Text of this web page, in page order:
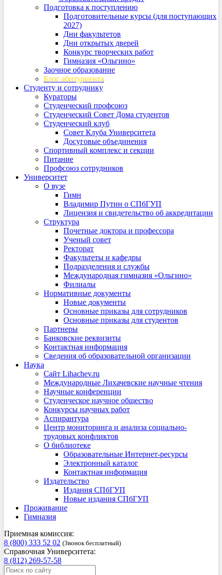
Подготовка к поступлению
Подготовительные курсы (для поступающих
2027)
Дни факультетов
Дни открытых дверей
Конкурс творческих работ
Гимназия «Ольгино»
Заочное образование
Блог абитуриента
Студенту и сотруднику
Кураторы
Студенческий профсоюз
Студенческий Совет Дома студентов
Студенческий клуб
Совет Клуба Университета
Досуговые объединения
Спортивный комплекс и секции
Питание
Профсоюз сотрудников
Университет
О вузе
Гимн
Владимир Путин о СПбГУП
Лицензия и свидетельство об аккредитации
Структура
Почетные доктора и профессора
Ученый совет
Ректорат
Факультеты и кафедры
Подразделения и службы
Международная гимназия «Ольгино»
Филиалы
Нормативные документы
Новые документы
Основные приказы для сотрудников
Основные приказы для студентов
Партнеры
Банковские реквизиты
Контактная информация
Сведения об образовательной организации
Наука
Сайт Lihachev.ru
Международные Лихачевские научные чтения
Научные конференции
Студенческое научное общество
Конкурсы научных работ
Аспирантура
Центр мониторинга и анализа социально-
трудовых конфликтов
О библиотеке
Образовательные Интернет-ресурсы
Электронный каталог
Контактная информация
Издательство
Издания СПбГУП
Новые издания СПбГУП
Проживание
Гимназия
Приемная комиссия:
8 (800) 333 52 02 (Звонок бесплатный)
Справочная Университета:
8 (812) 269-57-58